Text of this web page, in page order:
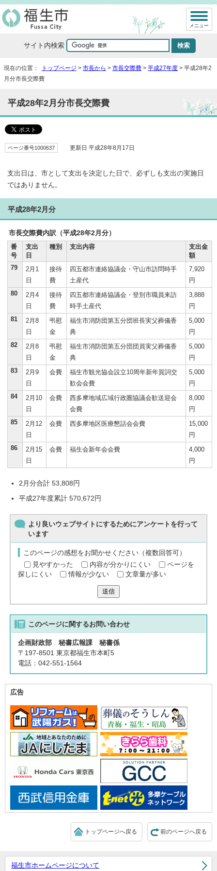
サイト内検索
メニュー
現在の位置： トップページ > 市長から > 市長交際費 > 平成27年度 > 平成28年2
月分市長交際費
平成28年2月分市長交際費
ページ番号1000637 更新日 平成28年8月17日
支出日は、市として支出を決定した日で、必ずしも支出の実施日
ではありません。
平成28年2月分
市長交際費内訳（平成28年2月分）
番
号
支出
日
種別 支出内容
支出金
額
79
2月1
日
接待
費
四五都市連絡協議会・守山市訪問時手
土産代
7,920
円
80
2月4
日
接待
費
四五都市連絡協議会・登別市職員来訪
時手土産代
3,888
円
81
2月8
日
弔慰
金
福生市消防団第五分団班長実父葬儀香
典
5,000
円
82
2月8
日
弔慰
金
福生市消防団第五分団団員実父葬儀香
典
5,000
円
83
2月9
日
会費
福生市観光協会設立10周年新年賀詞交
歓会会費
5,000
円
84
2月10
日
会費
西多摩地域広域行政圏協議会歓送迎会
会費
8,000
円
85
2月12
日
会費 西多摩地区医療懇話会会費
15,000
円
86
2月15
日
会費 福生会新年会会費
4,000
円
2月分合計 53,808円
平成27年度累計 570,672円
より良いウェブサイトにするためにアンケートを行って
います
このページの感想をお聞かせください（複数回答可）
見やすかった
内容が分かりにくい
ページを
探しにくい
情報が少ない 文章量が多い
送信
このページに関するお問い合わせ
企画財政部 秘書広報課 秘書係
〒197-8501 東京都福生市本町5
電話：042-551-1564
広告
前のページへ戻る
トップページへ戻る
福生市ホームページについて